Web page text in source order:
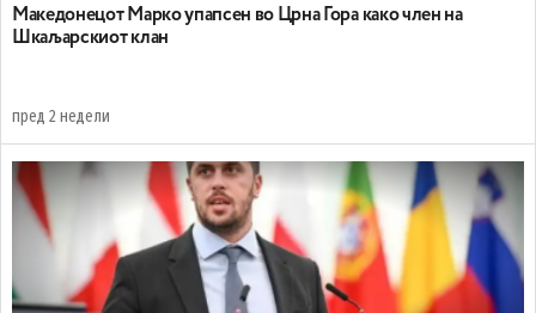
Maкедонецот Марко упапсен во Црна Гора како член на
Шкаљарскиот клан
пред 2 недели